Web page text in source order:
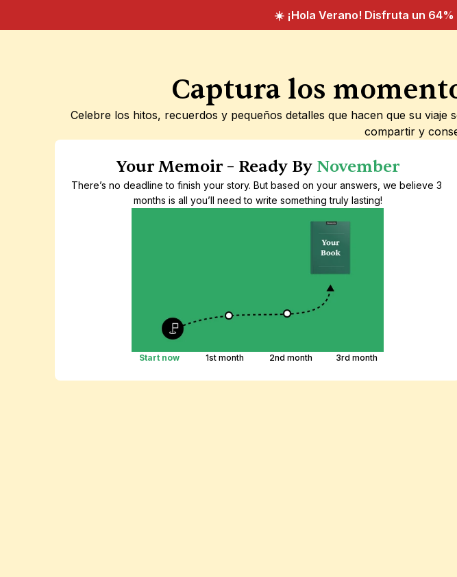
☀️ ¡Hola Verano! Disfruta un 64%
Captura los
Celebre los hitos, recuerdos y pequeños detalles que hacen que su
compartir y
Your Memoir – Ready By November
There’s no deadline to finish your story. But based on your answers, we believe 3
months is all you’ll need to write something truly lasting!
Start now 1st month 2nd month 3rd month